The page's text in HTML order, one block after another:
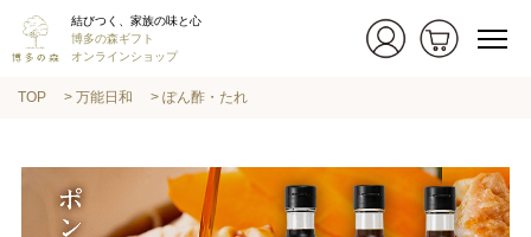
結びつく、家族の味と心
博多の森ギフト
オンラインショップ
TOP 万能日和 ぽん酢・たれ